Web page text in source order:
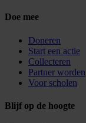
Doe mee
Doneren
Start een actie
Collecteren
Partner worden
Voor scholen
Blijf op de hoogte